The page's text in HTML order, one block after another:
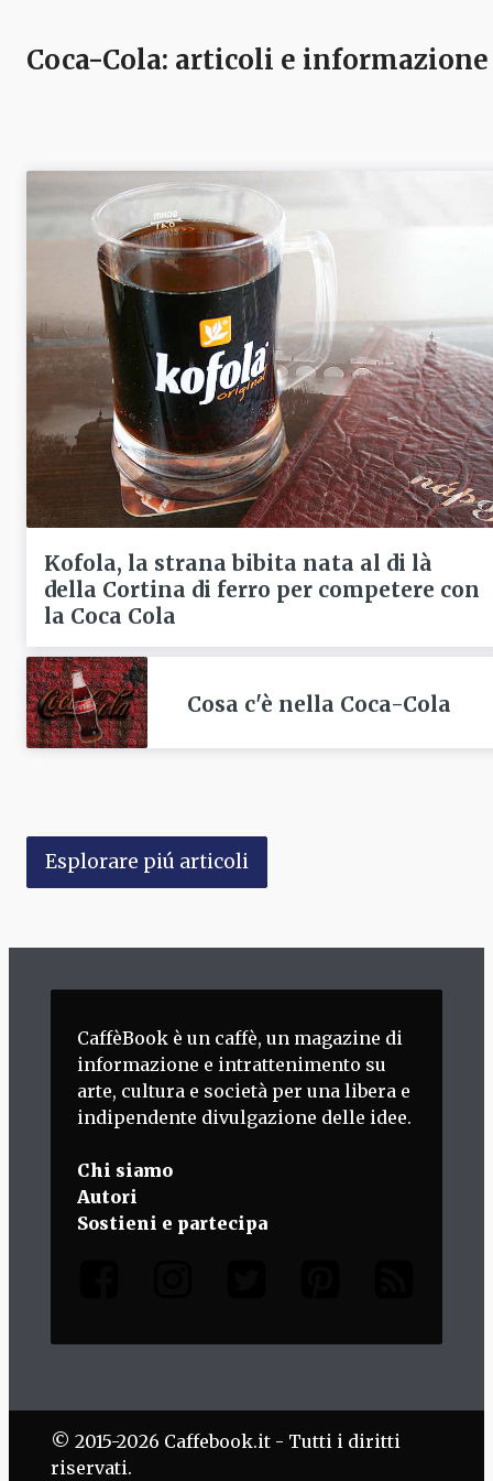
Coca-Cola: articoli e informazione
Kofola, la strana bibita nata al di là
della Cortina di ferro per competere con
la Coca Cola
Cosa c'è nella Coca-Cola
Esplorare piú articoli
CaffèBook è un caffè, un magazine di
informazione e intrattenimento su
arte, cultura e società per una libera e
indipendente divulgazione delle idee.
Chi siamo
Autori
Sostieni e partecipa
© 2015-2026 Caffebook.it - Tutti i diritti
riservati.